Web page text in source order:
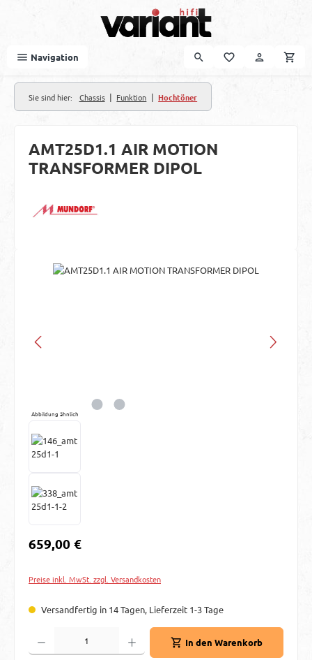
Navigation
Sie sind hier: Chassis | Funktion | Hochtöner
AMT25D1.1 AIR MOTION
TRANSFORMER DIPOL
Bildergalerie überspringen
Abbildung ähnlich
Regulärer Preis:
659,00 €
Preise inkl. MwSt. zzgl. Versandkosten
Versandfertig in 14 Tagen, Lieferzeit 1-3 Tage
Produkt Anzahl: Gib den gewünschten Wert ein oder benutze die Schaltflächen
In den Warenkorb